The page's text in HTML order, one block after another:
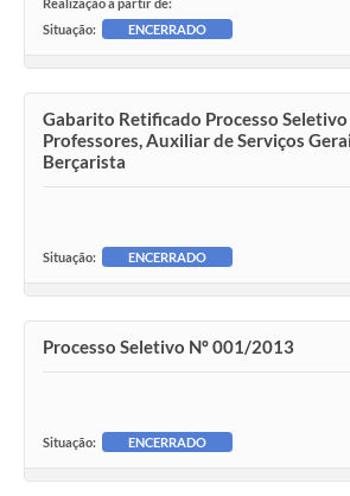
Realização a partir de:
Situação:
ENCERRADO
Gabarito Retificado Processo Seletivo
Professores, Auxiliar de Serviços
Berçarista
Situação: ENCERRADO
Processo Seletivo Nº 001/2013
Situação: ENCERRADO